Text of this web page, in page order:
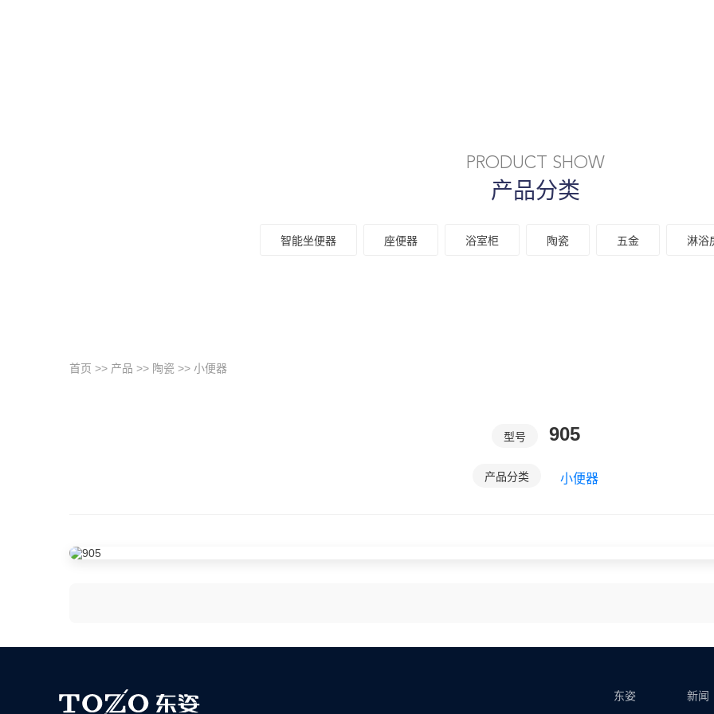
PRODUCT SHOW
产品分类
智能坐便器 座便器 浴室柜 陶瓷 五金 淋浴
首页 >> 产品 >> 陶瓷 >> 小便器
型号 905
产品分类 小便器
东姿 新闻